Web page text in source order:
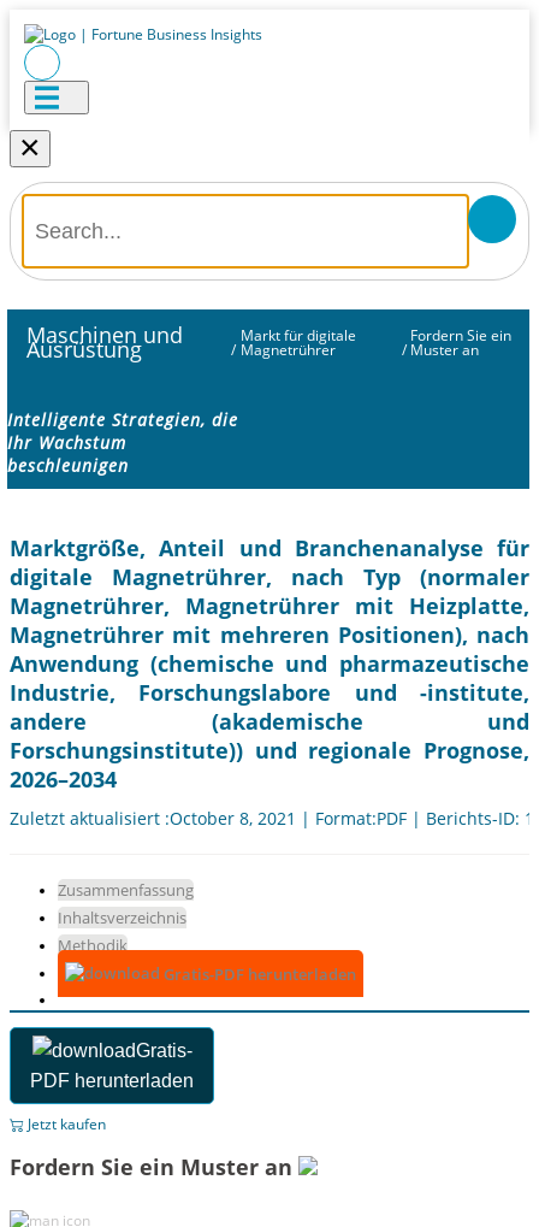
×
Maschinen und
Ausrüstung /
Markt für digitale
Magnetrührer /
Fordern Sie ein
Muster an
Intelligente Strategien, die
Ihr Wachstum
beschleunigen
Marktgröße, Anteil und Branchenanalyse für
digitale Magnetrührer, nach Typ (normaler
Magnetrührer, Magnetrührer mit Heizplatte,
Magnetrührer mit mehreren Positionen), nach
Anwendung (chemische und pharmazeutische
Industrie, Forschungslabore und -institute,
andere (akademische und
Forschungsinstitute)) und regionale Prognose,
2026–2034
Zuletzt aktualisiert :October 8, 2021 | Format:PDF | Berichts-ID:
Zusammenfassung
Inhaltsverzeichnis
Methodik
Gratis-PDF herunterladen
Gratis-
PDF herunterladen
Jetzt kaufen
Fordern Sie ein Muster an